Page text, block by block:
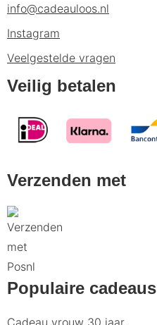
info@cadeauloos.nl
Instagram
Veelgestelde vragen
Veilig betalen
Verzenden met
Populaire cadeaus